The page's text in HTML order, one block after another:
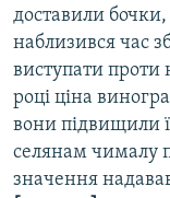
доставили
наблизився час
виступати проти
році ціна
вони підвищили
селянам чималу
значення